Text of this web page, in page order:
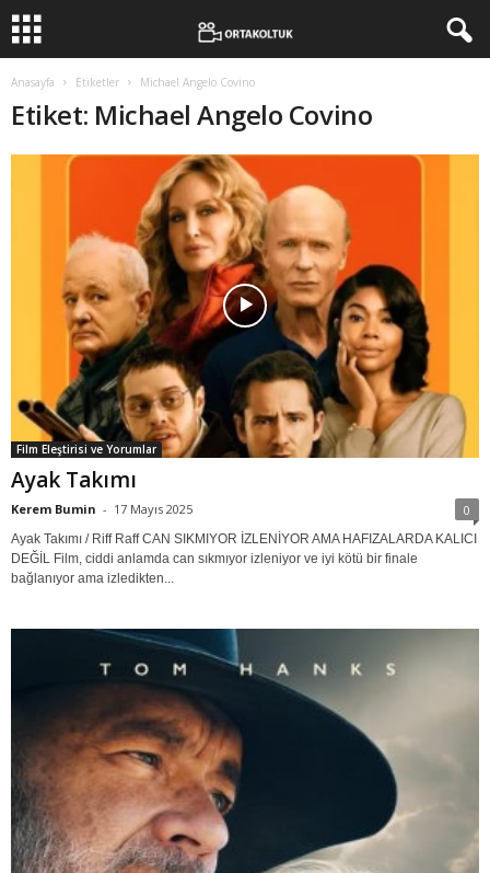
Anasayfa Etiketler Michael Angelo Covino
Etiket: Michael Angelo Covino
Film Eleştirisi ve Yorumlar
Ayak Takımı
Kerem Bumin - 17 Mayıs 2025 0
Ayak Takımı / Riff Raff CAN SIKMIYOR İZLENİYOR AMA HAFIZALARDA KALICI
DEĞİL Film, ciddi anlamda can sıkmıyor izleniyor ve iyi kötü bir finale
bağlanıyor ama izledikten...